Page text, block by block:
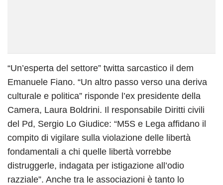
“Un’esperta del settore” twitta sarcastico il dem
Emanuele Fiano. “Un altro passo verso una deriva
culturale e politica” risponde l’ex presidente della
Camera, Laura Boldrini. Il responsabile Diritti civili
del Pd, Sergio Lo Giudice: “M5S e Lega affidano il
compito di vigilare sulla violazione delle libertà
fondamentali a chi quelle libertà vorrebbe
distruggerle, indagata per istigazione all’odio
razziale”. Anche tra le associazioni è tanto lo